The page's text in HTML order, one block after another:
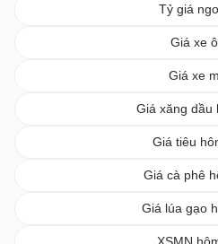
Tỷ giá
Giá xe
Giá xe
Giá xăng dầu
Giá tiêu
Giá cà phê
Giá lúa gạo